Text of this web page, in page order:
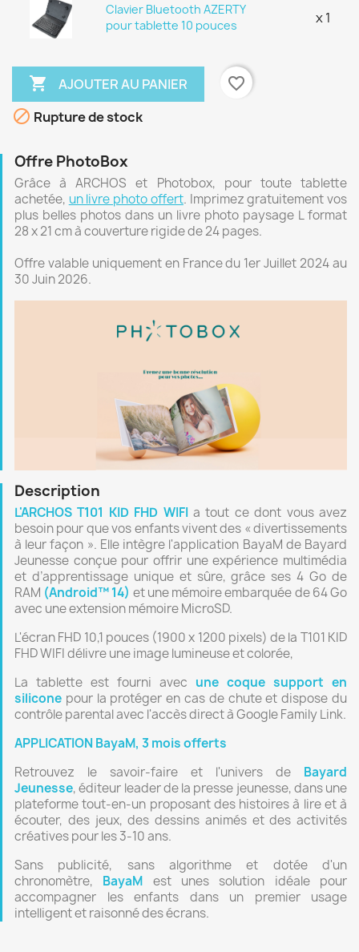
Clavier Bluetooth AZERTY
pour tablette 10 pouces
x 1
 AJOUTER AU PANIER
favorite_border
 Rupture de stock
Offre PhotoBox
Grâce à ARCHOS et Photobox, pour toute tablette
achetée, un livre photo offert. Imprimez gratuitement vos
plus belles photos dans un livre photo paysage L format
28 x 21 cm à couverture rigide de 24 pages.
Offre valable uniquement en France du 1er Juillet 2024 au
30 Juin 2026.
Description
L'ARCHOS T101 KID FHD WIFIa tout ce dont vous avez
besoin pour que vos enfants vivent des « divertissements
à leur façon ». Elle intègre l'application BayaM de Bayard
Jeunesse conçue pour offrir une expérience multimédia
et d’apprentissage unique et sûre, grâce ses 4 Go de
RAM (Android™ 14) et une mémoire embarquée de 64 Go
avec une extension mémoire MicroSD.
L'écran FHD 10,1 pouces (1900 x 1200 pixels) de la T101 KID
FHD WIFI délivre une image lumineuse et colorée,
La tablette est fourni avec une coque support en
silicone pour la protéger en cas de chute et dispose du
contrôle parental avec l'accès direct à Google Family Link.
APPLICATION BayaM, 3 mois offerts
Retrouvez le savoir-faire et l'univers de Bayard
Jeunesse, éditeur leader de la presse jeunesse, dans une
plateforme tout-en-un proposant des histoires à lire et à
écouter, des jeux, des dessins animés et des activités
créatives pour les 3-10 ans.
Sans publicité, sans algorithme et dotée d'un
chronomètre, BayaM est unes solution idéale pour
accompagner les enfants dans un premier usage
intelligent et raisonné des écrans.